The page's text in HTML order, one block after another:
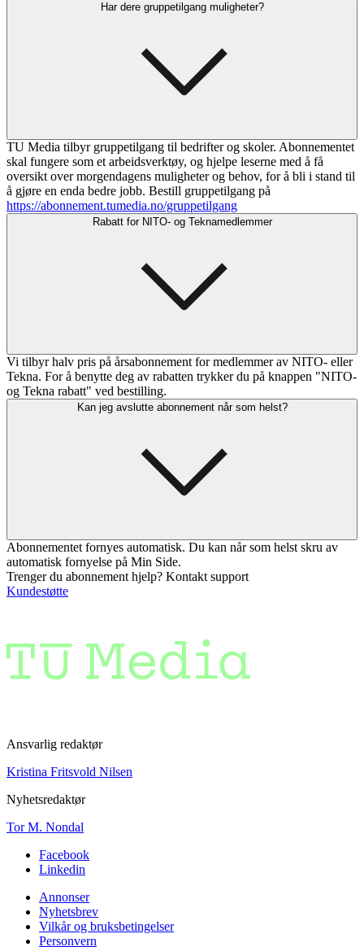
Har dere gruppetilgang muligheter?
TU Media tilbyr gruppetilgang til bedrifter og skoler. Abonnementet
skal fungere som et arbeidsverktøy, og hjelpe leserne med å få
oversikt over morgendagens muligheter og behov, for å bli i stand til
å gjøre en enda bedre jobb. Bestill gruppetilgang på
https://abonnement.tumedia.no/gruppetilgang
Rabatt for NITO- og Teknamedlemmer
Vi tilbyr halv pris på årsabonnement for medlemmer av NITO- eller
Tekna. For å benytte deg av rabatten trykker du på knappen "NITO-
og Tekna rabatt" ved bestilling.
Kan jeg avslutte abonnement når som helst?
Abonnementet fornyes automatisk. Du kan når som helst skru av
automatisk fornyelse på Min Side.
Trenger du abonnement hjelp? Kontakt support
Kundestøtte
Ansvarlig redaktør
Kristina Fritsvold Nilsen
Nyhetsredaktør
Tor M. Nondal
Facebook
Linkedin
Annonser
Nyhetsbrev
Vilkår og bruksbetingelser
Personvern